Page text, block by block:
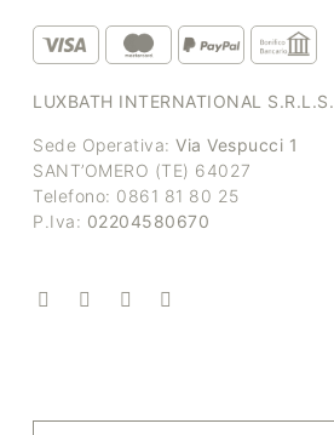
LUXBATH INTERNATIONAL S.R.L.S.
Sede Operativa: Via Vespucci 1
SANT’OMERO (TE) 64027
Telefono: 0861 81 80 25
P.Iva: 02204580670